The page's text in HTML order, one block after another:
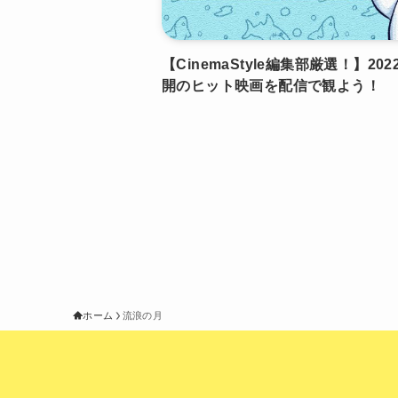
【CinemaStyle編集部厳選！】
開のヒット映画を配信で観よう！
ホーム 流浪の月